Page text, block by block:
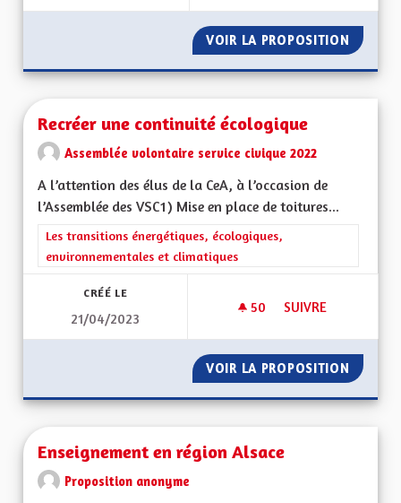
VOIR LA PROPOSITION
Recréer une continuité écologique
Assemblée volontaire service civique 2022
A l’attention des élus de la CeA, à l’occasion de
l’Assemblée des VSC1) Mise en place de toitures...
Filtrer les résultats de la catégorie : Les transitions
Les transitions énergétiques, écologiques,
environnementales et climatiques
CRÉÉ LE
21/04/2023
50 50 ABONNÉS
SUIVRE
VOIR LA PROPOSITION
Enseignement en région Alsace
Proposition anonyme